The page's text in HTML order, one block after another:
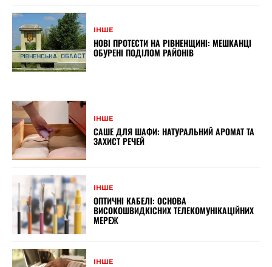
ІНШЕ
НОВІ ПРОТЕСТИ НА РІВНЕНЩИНІ: МЕШКАНЦІ
ОБУРЕНІ ПОДІЛОМ РАЙОНІВ
ІНШЕ
САШЕ ДЛЯ ШАФИ: НАТУРАЛЬНИЙ АРОМАТ ТА
ЗАХИСТ РЕЧЕЙ
ІНШЕ
ОПТИЧНІ КАБЕЛІ: ОСНОВА
ВИСОКОШВИДКІСНИХ ТЕЛЕКОМУНІКАЦІЙНИХ
МЕРЕЖ
ІНШЕ